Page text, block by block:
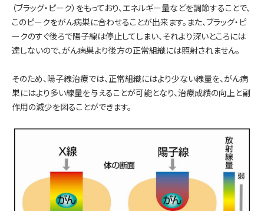
（ブラッグ・ピーク）をもっており、エネルギー量などを調節することで、
このピークをがん病巣に合わせることが出来ます。また、ブラッグ・ピ
ークのすぐ後ろで陽子線は停止してしまい、それより深いところには
達しないので、がん病巣より後方の正常組織には照射されません。
そのため、陽子線治療では、正常組織にはより少ない線量を、がん病
巣にはより多い線量を与えることが可能となり、治療成績の向上と副
作用の減少を図ることができます。